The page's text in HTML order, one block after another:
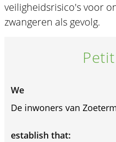
veiligheidsrisico's voor
zwangeren als gevolg.
We
De inwoners van
establish that: